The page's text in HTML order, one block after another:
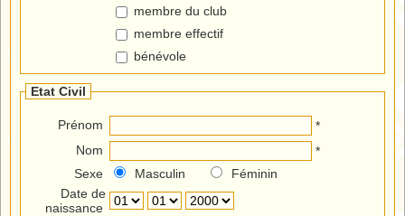
membre du club
membre effectif
bénévole
Etat Civil
Prénom
*
Nom
*
Sexe
Masculin
Féminin
Date de
naissance